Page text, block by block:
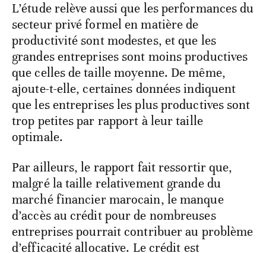
L’étude relève aussi que les performances du
secteur privé formel en matière de
productivité sont modestes, et que les
grandes entreprises sont moins productives
que celles de taille moyenne. De même,
ajoute-t-elle, certaines données indiquent
que les entreprises les plus productives sont
trop petites par rapport à leur taille
optimale.
Par ailleurs, le rapport fait ressortir que,
malgré la taille relativement grande du
marché financier marocain, le manque
d’accès au crédit pour de nombreuses
entreprises pourrait contribuer au problème
d’efficacité allocative. Le crédit est